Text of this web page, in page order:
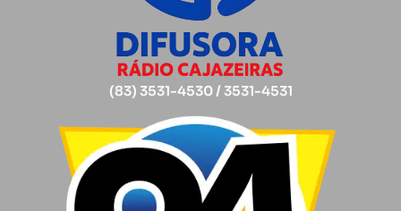
(83) 3531-4530 / 3531-4531